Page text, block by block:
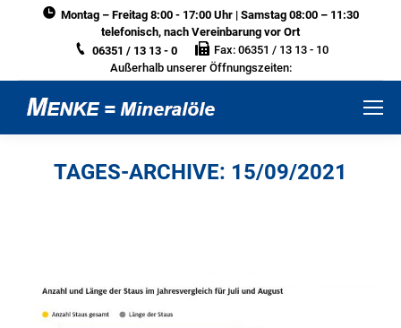
Montag – Freitag 8:00 - 17:00 Uhr | Samstag 08:00 – 11:30
telefonisch, nach Vereinbarung vor Ort
06351 / 13 13 - 0
Fax: 06351 / 13 13 - 10
Außerhalb unserer Öffnungszeiten:
TAGES-ARCHIVE: 15/09/2021